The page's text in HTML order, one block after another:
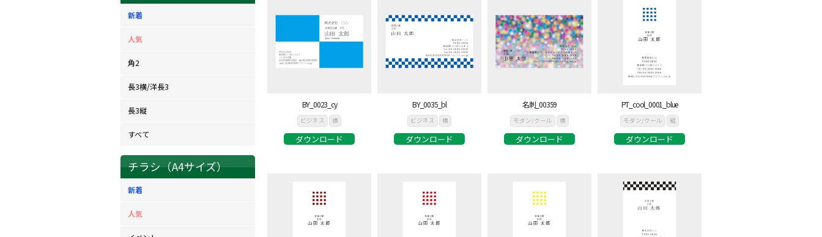
BY_0023_cy
ビジネス 横
ダウンロード
BY_0035_bl
ビジネス 横
ダウンロード
名刺_00359
モダン/クール 横
ダウンロード
PT_cool_0001_blue
モダン/クール 縦
ダウンロード
新着
人気
角2
長3横/洋長3
長3縦
すべて
チラシ（A4サイズ）
新着
人気